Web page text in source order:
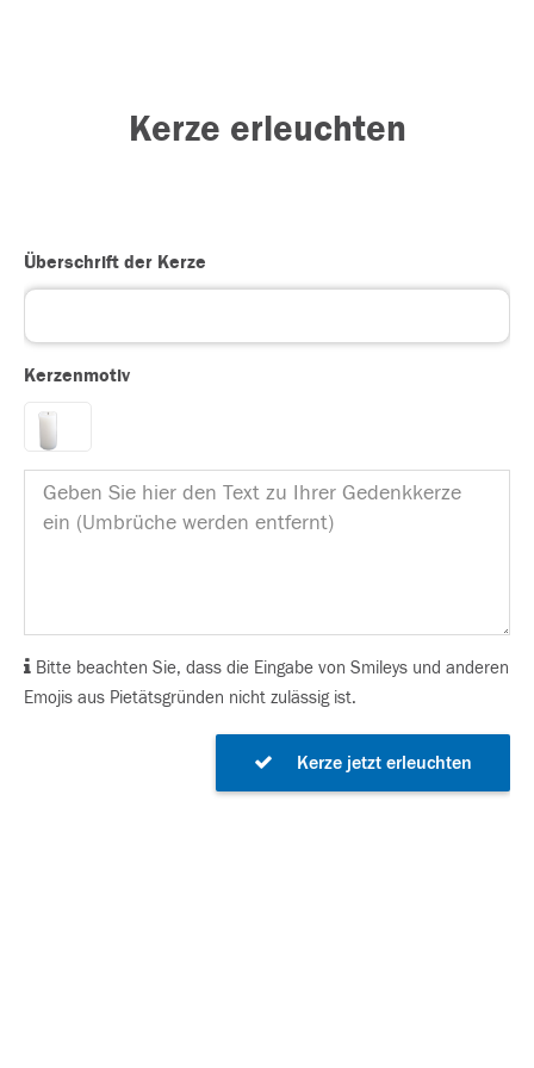
Kerze erleuchten
Überschrift der Kerze
Kerzenmotiv
Bitte beachten Sie, dass die Eingabe von Smileys und anderen
Emojis aus Pietätsgründen nicht zulässig ist.
Kerze jetzt erleuchten